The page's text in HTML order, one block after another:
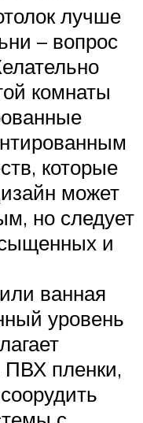
лучше
– вопрос
комнаты
которые
может
но следует
и
ванная
уровень
пленки,